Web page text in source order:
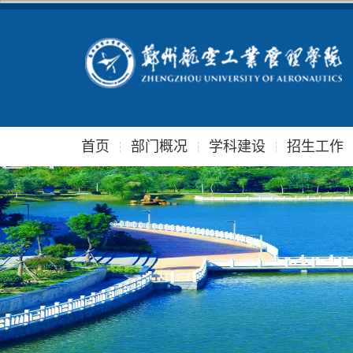
首页 部门概况 学科建设 招生工作